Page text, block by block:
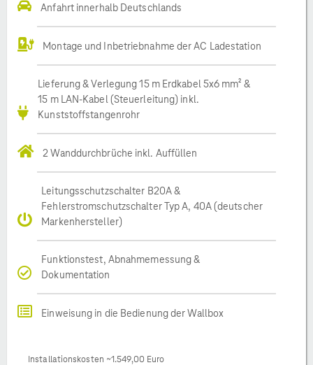
Anfahrt innerhalb Deutschlands
Montage und Inbetriebnahme der AC Ladestation
Lieferung & Verlegung 15 m Erdkabel 5x6 mm² &
15 m LAN-Kabel (Steuerleitung) inkl.
Kunststoffstangenrohr
2 Wanddurchbrüche inkl. Auffüllen
Leitungsschutzschalter B20A &
Fehlerstromschutzschalter Typ A, 40A (deutscher
Markenhersteller)
Funktionstest, Abnahmemessung &
Dokumentation
Einweisung in die Bedienung der Wallbox
Installationskosten ~1.549,00 Euro